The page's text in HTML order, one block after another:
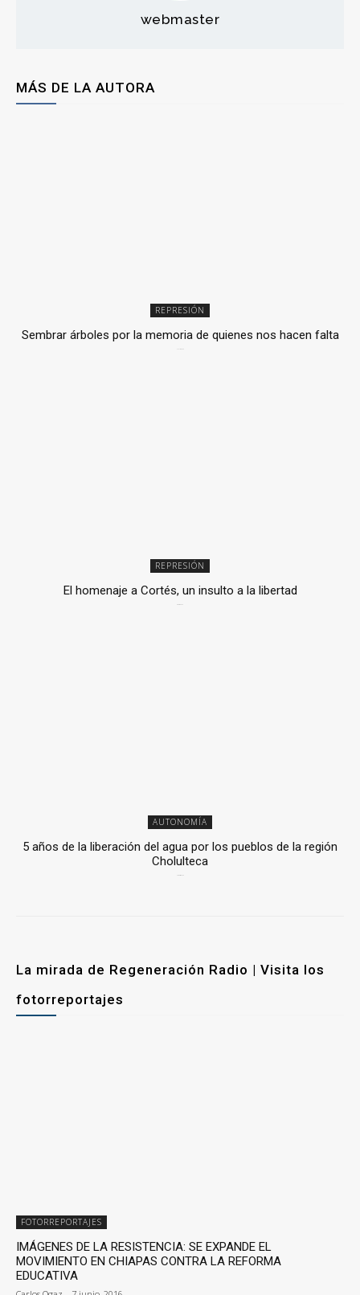
webmaster
MÁS DE LA AUTORA
REPRESIÓN
Sembrar árboles por la memoria de quienes nos hacen falta
REPRESIÓN
El homenaje a Cortés, un insulto a la libertad
AUTONOMÍA
5 años de la liberación del agua por los pueblos de la región
Cholulteca
La mirada de Regeneración Radio | Visita los
fotorreportajes
FOTORREPORTAJES
IMÁGENES DE LA RESISTENCIA: SE EXPANDE EL
MOVIMIENTO EN CHIAPAS CONTRA LA REFORMA
EDUCATIVA